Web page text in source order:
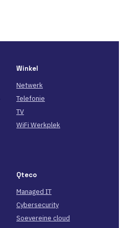
Winkel
Netwerk
Telefonie
TV
WiFi Werkplek
Qteco
Managed IT
Cybersecurity
Soevereine cloud